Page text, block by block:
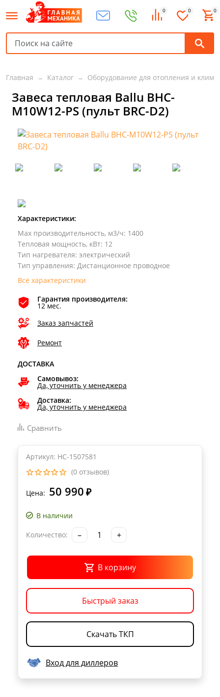
0 0 0
Главная Каталог Оборудование для отопления и
Завеса тепловая Ballu BHC-
M10W12-PS (пульт BRC-D2)
Характеристики:
Max производительность, м3/ч: 1400
Тепловая мощность, кВт: 12
Тип нагревателя: электрический
Тип управления: Дистанционное проводное
Все характеристики
Гарантия производителя:
12 мес.
Заказ запчастей
Ремонт
ДОСТАВКА
Самовывоз:
Да, уточнить у менеджера
Доставка:
Да, уточнить у менеджера
Сравнить
Артикул: НС-1507581
(0 отзывов)
Цена: 50 990 ₽
В наличии
Количество: – +
В корзину
Быстрый заказ
Скачать ТКП
Вход для диллеров